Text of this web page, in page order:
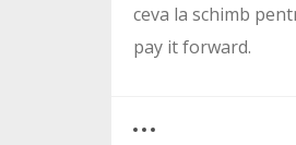
ceva la schimb
pay it forward.